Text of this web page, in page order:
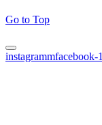
Go to Top
instagrammfacebook-1